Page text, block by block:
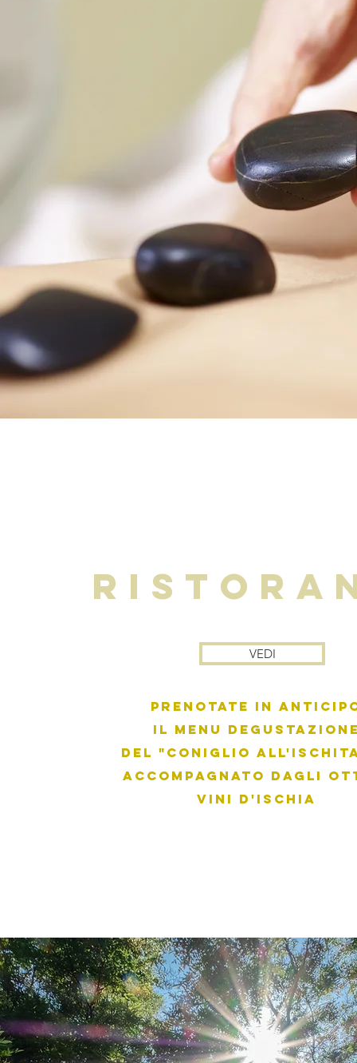
VEDI
Prenotate in
il Menu
del "Coniglio
accompagnato dagli
vini d'Ischia